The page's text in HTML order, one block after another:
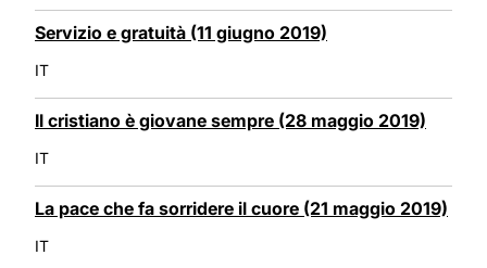
Servizio e gratuità (11 giugno 2019)
IT
Il cristiano è giovane sempre (28 maggio 2019)
IT
La pace che fa sorridere il cuore (21 maggio 2019)
IT